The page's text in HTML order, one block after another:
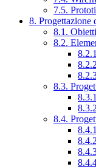
7.5.
8. Progettazione
8.1.
8.2.
8.3.
8.4.